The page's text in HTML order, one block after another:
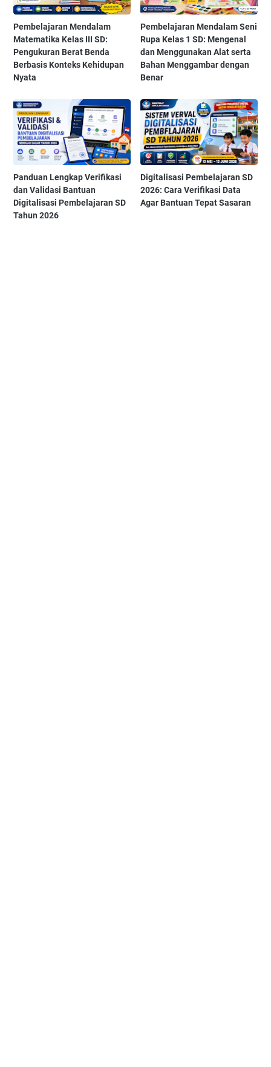
Pembelajaran Mendalam
Matematika Kelas III SD:
Pengukuran Berat Benda
Berbasis Konteks Kehidupan
Nyata
Pembelajaran Mendalam Seni
Rupa Kelas 1 SD: Mengenal
dan Menggunakan Alat serta
Bahan Menggambar dengan
Benar
Panduan Lengkap Verifikasi
dan Validasi Bantuan
Digitalisasi Pembelajaran SD
Tahun 2026
Digitalisasi Pembelajaran SD
2026: Cara Verifikasi Data
Agar Bantuan Tepat Sasaran